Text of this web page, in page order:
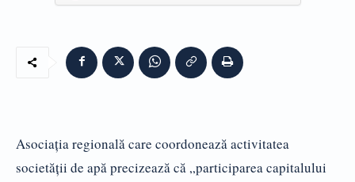
Asociația regională care coordonează activitatea
societății de apă precizează că „participarea capitalului